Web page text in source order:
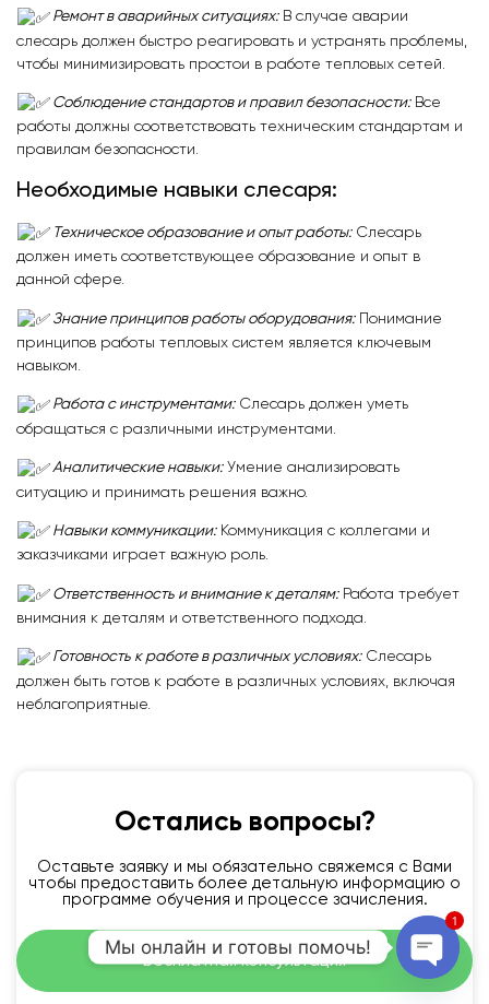
Ремонт в аварийных ситуациях: В случае аварии
слесарь должен быстро реагировать и устранять проблемы,
чтобы минимизировать простои в работе тепловых сетей.
Соблюдение стандартов и правил безопасности: Все
работы должны соответствовать техническим стандартам и
правилам безопасности.
Необходимые навыки слесаря:
Техническое образование и опыт работы:Слесарь
должен иметь соответствующее образование и опыт в
данной сфере.
Знание принципов работы оборудования: Понимание
принципов работы тепловых систем является ключевым
навыком.
Работа с инструментами: Слесарь должен уметь
обращаться с различными инструментами.
Аналитические навыки:Умение анализировать
ситуацию и принимать решения важно.
Навыки коммуникации:Коммуникация с коллегами и
заказчиками играет важную роль.
Ответственность и внимание к деталям:Работа требует
внимания к деталям и ответственного подхода.
Готовность к работе в различных условиях: Слесарь
должен быть готов к работе в различных условиях, включая
неблагоприятные.
Остались вопросы?
Оставьте заявку и мы обязательно свяжемся с Вами
чтобы предоставить более детальную информацию о
программе обучения и процессе зачисления.
Бесплатная консультация
Мы онлайн и готовы помочь!
Open
1